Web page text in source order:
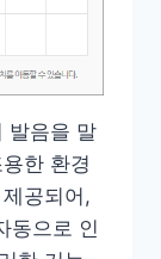
발음을 말
한 환경
공되어,
동으로 인